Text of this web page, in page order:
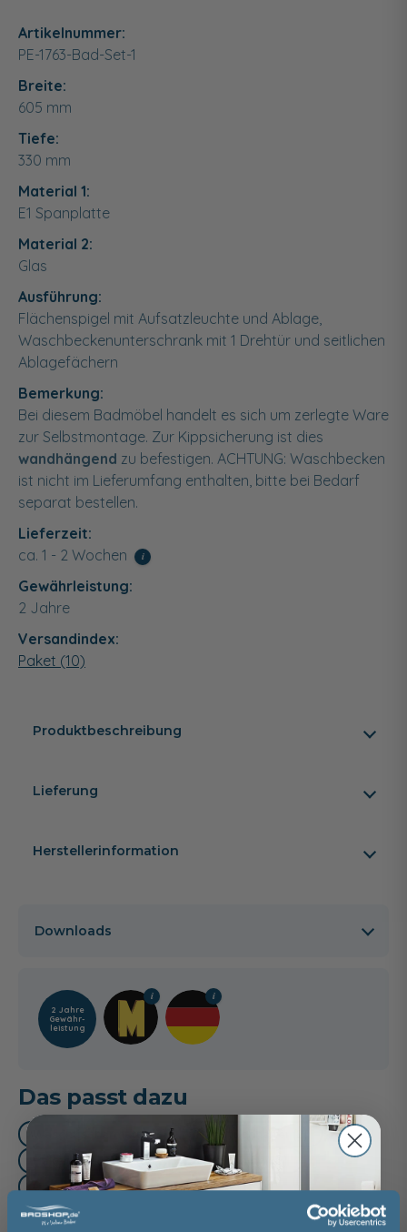
Artikelnummer:
PE-1763-Bad-Set-1
Breite:
605 mm
Tiefe:
330 mm
Material 1:
E1 Spanplatte
Material 2:
Glas
Ausführung:
Flächenspigel mit Aufsatzleuchte und Ablage,
Waschbeckenunterschrank mit 1 Drehtür und seitlichen
Ablagefächern
Bemerkung:
Bei diesem Badmöbel handelt es sich um zerlegte Ware
zur Selbstmontage. Zur Kippsicherung ist dies
wandhängend zu befestigen. ACHTUNG: Waschbecken
ist nicht im Lieferumfang enthalten, bitte bei Bedarf
separat bestellen.
Lieferzeit:
ca. 1 - 2 Wochen
i
Gewährleistung:
2 Jahre
Versandindex:
Paket (10)
Produktbeschreibung
Lieferung
Herstellerinformation
Downloads
2 Jahre
Gewähr­
leistung
Das passt dazu
Waschtischarmatur (3)
Handtuchhalter (2)
Haken - Hakenleiste (1)
Oberschrank (1)
Unterschrank (1)
Mittelschrank (1)